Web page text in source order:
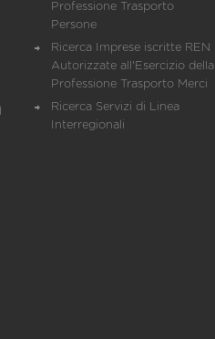
Professione Trasporto
Persone
Ricerca Imprese iscritte REN
Autorizzate all'Esercizio della
Professione Trasporto Merci
Ricerca Servizi di Linea
Interregionali